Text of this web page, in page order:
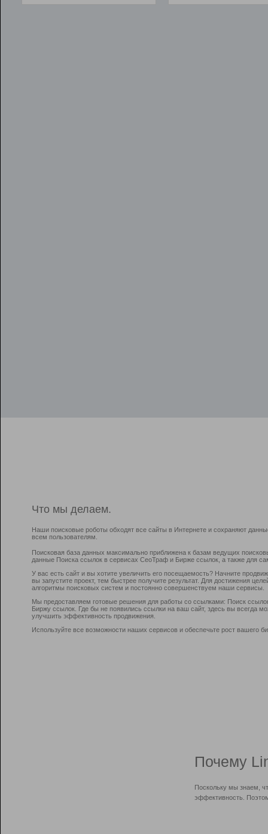
Что мы делаем.
Наши поисковые роботы обходят все сайты в Интернете и сохраняют
всем пользователям.
Поисковая база данных максимально приближена к базам ведущих
данные Поиска ссылок в сервисах СеоТраф и Бирже ссылок, а также для
У вас есть сайт и вы хотите увеличить его посещаемость? Начните
вы запустите проект, тем быстрее получите результат. Для достижения
алгоритмы поисковых систем и постоянно совершенствуем наши сервисы.
Мы предоставляем готовые решения для работы со ссылками: Поиск
Биржу ссылок. Где бы не появились ссылки на ваш сайт, здесь вы всегда
улучшить эффективность продвижения.
Используйте все возможности наших сервисов и обеспечьте рост вашего
Почему
Поскольку мы знаем,
эффективность.